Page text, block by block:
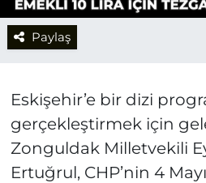
Paylaş
Eskişehir’e bir dizi
gerçekleştirmek için
Zonguldak Milletvekili
Ertuğrul, CHP’nin 4